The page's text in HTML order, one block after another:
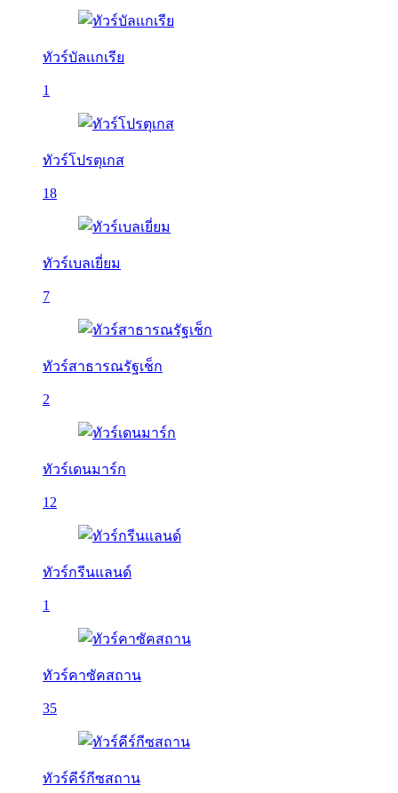
ทัวร์บัลเเกเรีย
1
ทัวร์โปรตุเกส
18
ทัวร์เบลเยี่ยม
7
ทัวร์สาธารณรัฐเช็ก
2
ทัวร์เดนมาร์ก
12
ทัวร์กรีนแลนด์
1
ทัวร์คาซัคสถาน
35
ทัวร์คีร์กีซสถาน